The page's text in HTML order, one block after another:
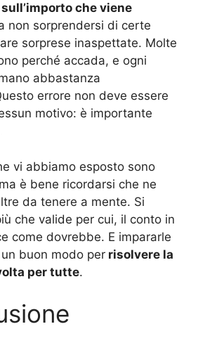
che viene
non sorprendersi di certe
sorprese inaspettate. Molte
perché accada, e ogni
abbastanza
errore non deve essere
motivo: è importante
vi abbiamo esposto sono
è bene ricordarsi che ne
da tenere a mente. Si
che valide per cui, il conto in
come dovrebbe. E impararle
buon modo per risolvere la
per tutte.